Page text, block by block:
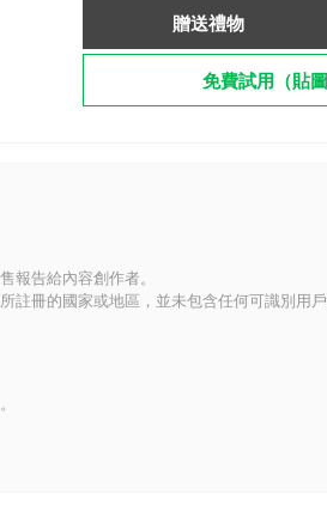
贈送禮物
免費試用（貼
報告給內容創作者。
註冊的國家或地區，並未包含任何可識別用戶